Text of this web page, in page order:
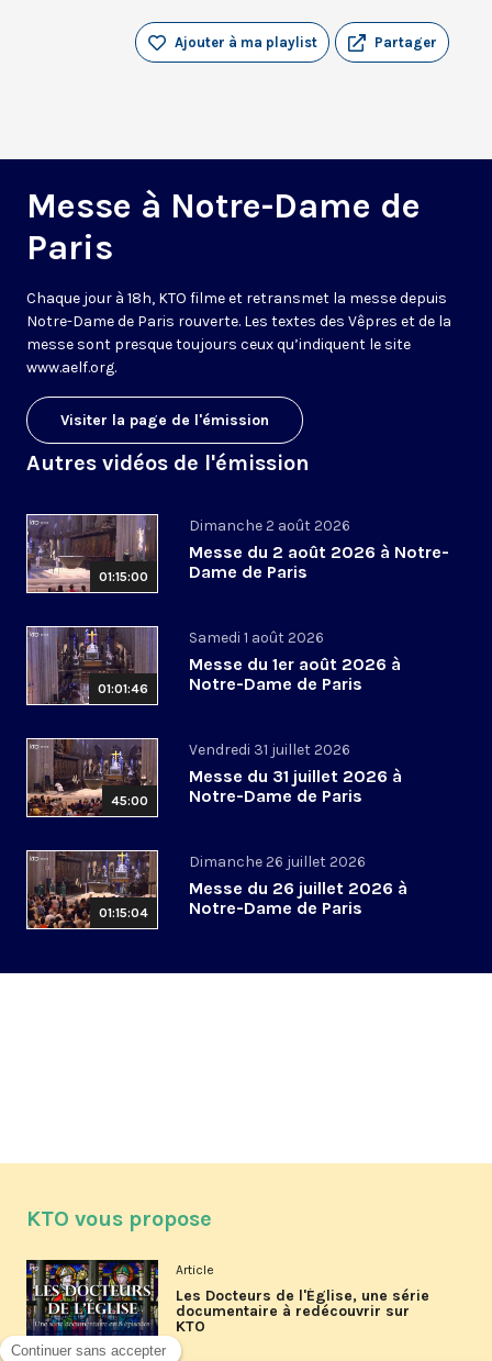
Partager
Ajouter à ma playlist
Messe à Notre-Dame de
Paris
Chaque jour à 18h, KTO filme et retransmet la messe depuis
Notre-Dame de Paris rouverte. Les textes des Vêpres et de la
messe sont presque toujours ceux qu’indiquent le site
www.aelf.org.
Visiter la page de l'émission
Autres vidéos de l'émission
01:15:00
Dimanche 2 août 2026
Messe du 2 août 2026 à Notre-
Dame de Paris
01:01:46
Samedi 1 août 2026
Messe du 1er août 2026 à
Notre-Dame de Paris
45:00
Vendredi 31 juillet 2026
Messe du 31 juillet 2026 à
Notre-Dame de Paris
01:15:04
Dimanche 26 juillet 2026
Messe du 26 juillet 2026 à
Notre-Dame de Paris
KTO vous propose
Article
Les Docteurs de l'Église, une série
documentaire à redécouvrir sur
KTO